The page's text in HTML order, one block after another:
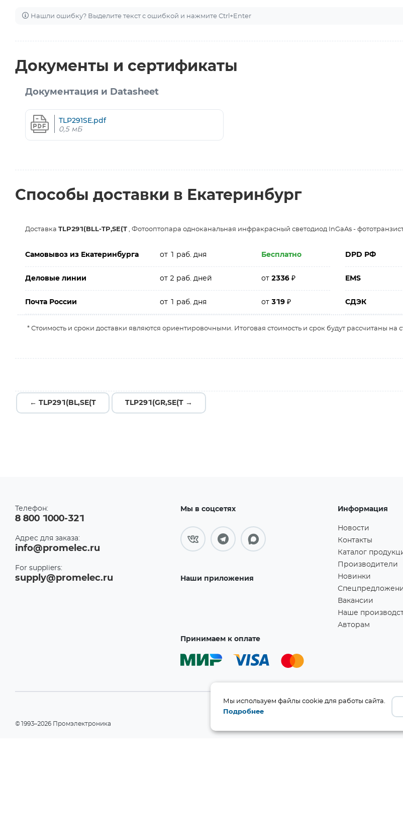
Нашли ошибку? Выделите текст с ошибкой и нажмите Ctrl+Enter
Документы и сертификаты
Документация и Datasheet
TLP291SE.pdf
0,5 мБ
Способы доставки в Екатеринбург
Доставка TLP291(BLL-TP,SE(T , Фотооптопара одноканальная инфракрасный светодиод InGaAs -
Самовывоз из Екатеринбурга от 1 раб. дня Бесплатно DPD РФ
Деловые линии от 2 раб. дней от2336₽ EMS
Почта России от 1 раб. дня от319₽ СДЭК
* Стоимость и сроки доставки являются ориентировочными. Итоговая стоимость и срок будут рассчитаны на
← TLP291(BL,SE(T TLP291(GR,SE(T →
Телефон:
8 800 1000-321
Адрес для заказа:
info@promelec.ru
For suppliers:
supply@promelec.ru
Мы в соцсетях
Наши приложения
Принимаем к оплате
Информация
Новости
Контакты
Каталог
Производители
Новинки
Вакансии
Наше
Авторам
©1993–2026 Промэлектроника
Мы используем файлы cookie для работы сайта.
Подробнее